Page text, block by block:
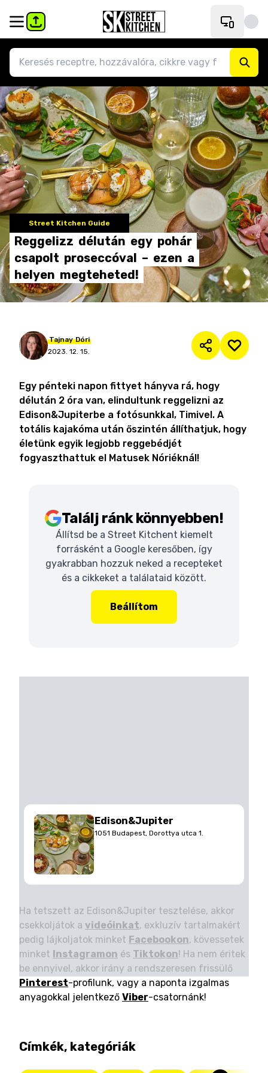
Street Kitchen Guide
Reggelizz délután egy pohár
csapolt proseccóval – ezen a
helyen megteheted!
Tajnay Dóri
2023. 12. 15.
Egy pénteki napon fittyet hányva rá, hogy
délután 2 óra van, elindultunk reggelizni az
Edison&Jupiterbe a fotósunkkal, Timivel. A
totális kajakóma után őszintén állíthatjuk, hogy
életünk egyik legjobb reggebédjét
fogyaszthattuk el Matusek Nóriéknál!
Találj ránk könnyebben!
Állítsd be a Street Kitchent kiemelt
forrásként a Google keresőben, így
gyakrabban hozzuk neked a recepteket
és a cikkeket a találataid között.
Beállítom
Edison&Jupiter
1051 Budapest, Dorottya utca 1.
Ha tetszett az Edison&Jupiter tesztelése, akkor
csekkoljátok a videóinkat, exkluzív tartalmakért
pedig lájkoljatok minket Facebookon, kövessetek
minket Instagramon és Tiktokon! Ha nem éritek
be ennyivel, akkor irány a rendszeresen frissülő
Pinterest-profilunk, vagy a naponta izgalmas
anyagokkal jelentkező Viber-csatornánk!
Címkék, kategóriák